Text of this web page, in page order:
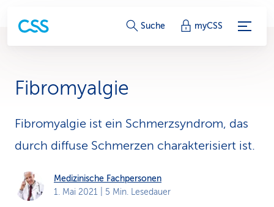
S
i
c
e
-
Suche myCSS
Fibromyalgie
Fibromyalgie ist ein Schmerzsyndrom, das
durch diffuse Schmerzen charakterisiert ist.
Medizinische Fachpersonen
1. Mai 2021 | 5 Min. Lesedauer